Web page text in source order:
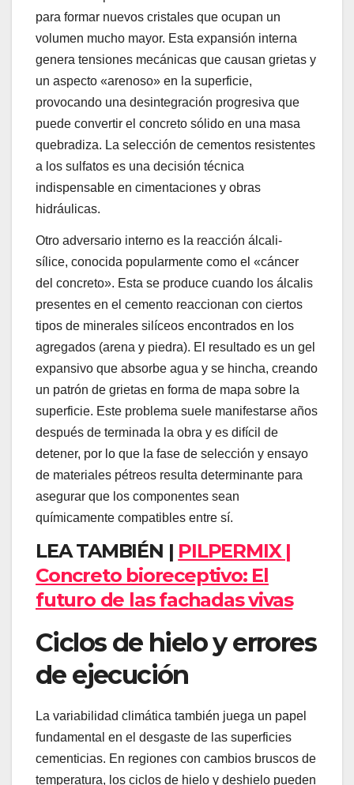
para formar nuevos cristales que ocupan un
volumen mucho mayor. Esta expansión interna
genera tensiones mecánicas que causan grietas y
un aspecto «arenoso» en la superficie,
provocando una desintegración progresiva que
puede convertir el concreto sólido en una masa
quebradiza. La selección de cementos resistentes
a los sulfatos es una decisión técnica
indispensable en cimentaciones y obras
hidráulicas.
Otro adversario interno es la reacción álcali-
sílice, conocida popularmente como el «cáncer
del concreto». Esta se produce cuando los álcalis
presentes en el cemento reaccionan con ciertos
tipos de minerales silíceos encontrados en los
agregados (arena y piedra). El resultado es un gel
expansivo que absorbe agua y se hincha, creando
un patrón de grietas en forma de mapa sobre la
superficie. Este problema suele manifestarse años
después de terminada la obra y es difícil de
detener, por lo que la fase de selección y ensayo
de materiales pétreos resulta determinante para
asegurar que los componentes sean
químicamente compatibles entre sí.
LEA TAMBIÉN | PILPERMIX |
Concreto bioreceptivo: El
futuro de las fachadas vivas
Ciclos de hielo y errores
de ejecución
La variabilidad climática también juega un papel
fundamental en el desgaste de las superficies
cementicias. En regiones con cambios bruscos de
temperatura, los ciclos de hielo y deshielo pueden